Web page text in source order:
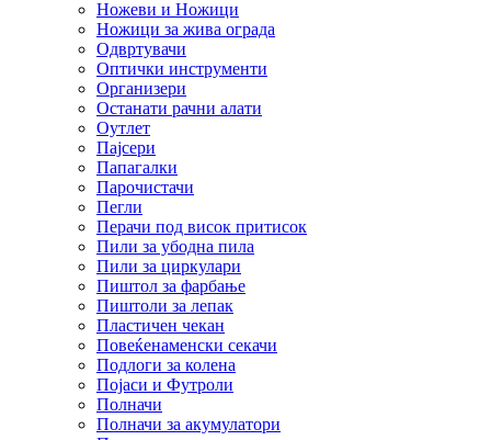
Ножеви и Ножици
Ножици за жива ограда
Одвртувачи
Оптички инструменти
Организери
Останати рачни алати
Оутлет
Пајсери
Папагалки
Парочистачи
Пегли
Перачи под висок притисок
Пили за убодна пила
Пили за циркулари
Пиштол за фарбање
Пиштоли за лепак
Пластичен чекан
Повеќенаменски секачи
Подлоги за колена
Појаси и Футроли
Полначи
Полначи за акумулатори